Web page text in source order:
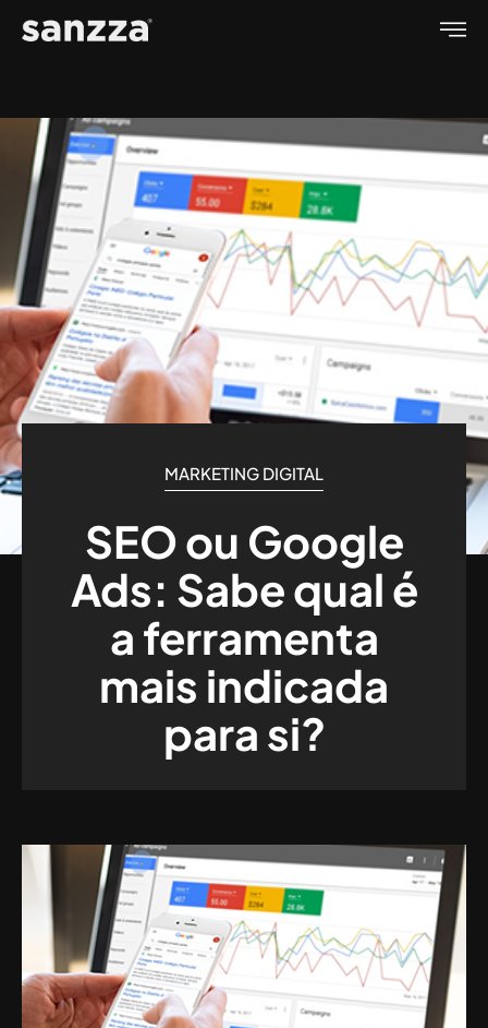
MARKETING DIGITAL
SEO ou Google
Ads: Sabe qual é
a ferramenta
mais indicada
para si?